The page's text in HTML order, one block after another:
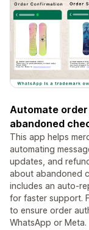
Automate
abandoned
This app helps
automating
updates, and
about abandoned
includes an auto-
for faster support.
to ensure order
WhatsApp or Meta.